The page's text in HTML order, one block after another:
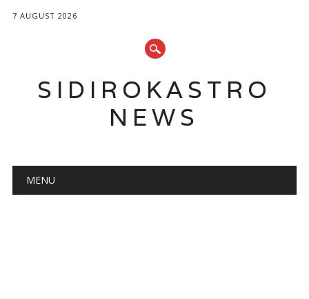
7 AUGUST 2026
SIDIROKASTRO
NEWS
Main menu
MENU